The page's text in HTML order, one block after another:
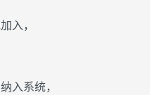
入，
入系统，